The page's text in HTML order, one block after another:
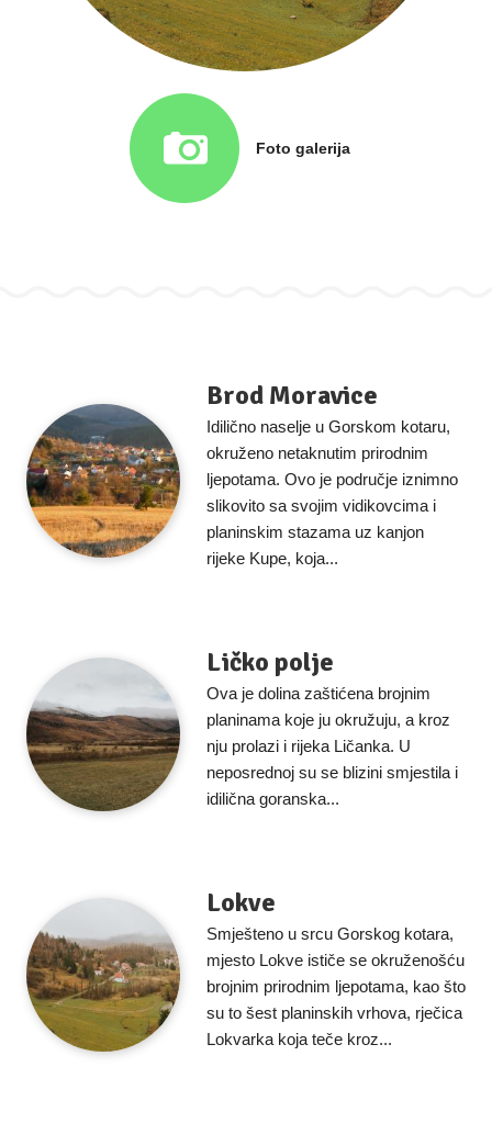
Foto galerija
Brod Moravice
Idilično naselje u Gorskom kotaru,
okruženo netaknutim prirodnim
ljepotama. Ovo je područje iznimno
slikovito sa svojim vidikovcima i
planinskim stazama uz kanjon
rijeke Kupe, koja...
Ličko polje
Ova je dolina zaštićena brojnim
planinama koje ju okružuju, a kroz
nju prolazi i rijeka Ličanka. U
neposrednoj su se blizini smjestila i
idilična goranska...
Lokve
Smješteno u srcu Gorskog kotara,
mjesto Lokve ističe se okruženošću
brojnim prirodnim ljepotama, kao što
su to šest planinskih vrhova, rječica
Lokvarka koja teče kroz...